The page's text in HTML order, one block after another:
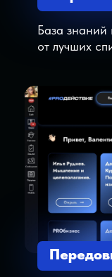
просыпаться по утрам.